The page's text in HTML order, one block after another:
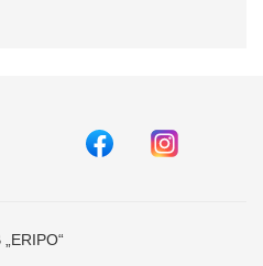
„ERIPO“